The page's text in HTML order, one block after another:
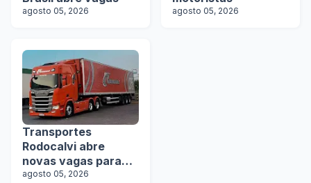
agosto 05, 2026 agosto 05, 2026
Transportes
Rodocalvi abre
novas vagas para
motoristas
agosto 05, 2026